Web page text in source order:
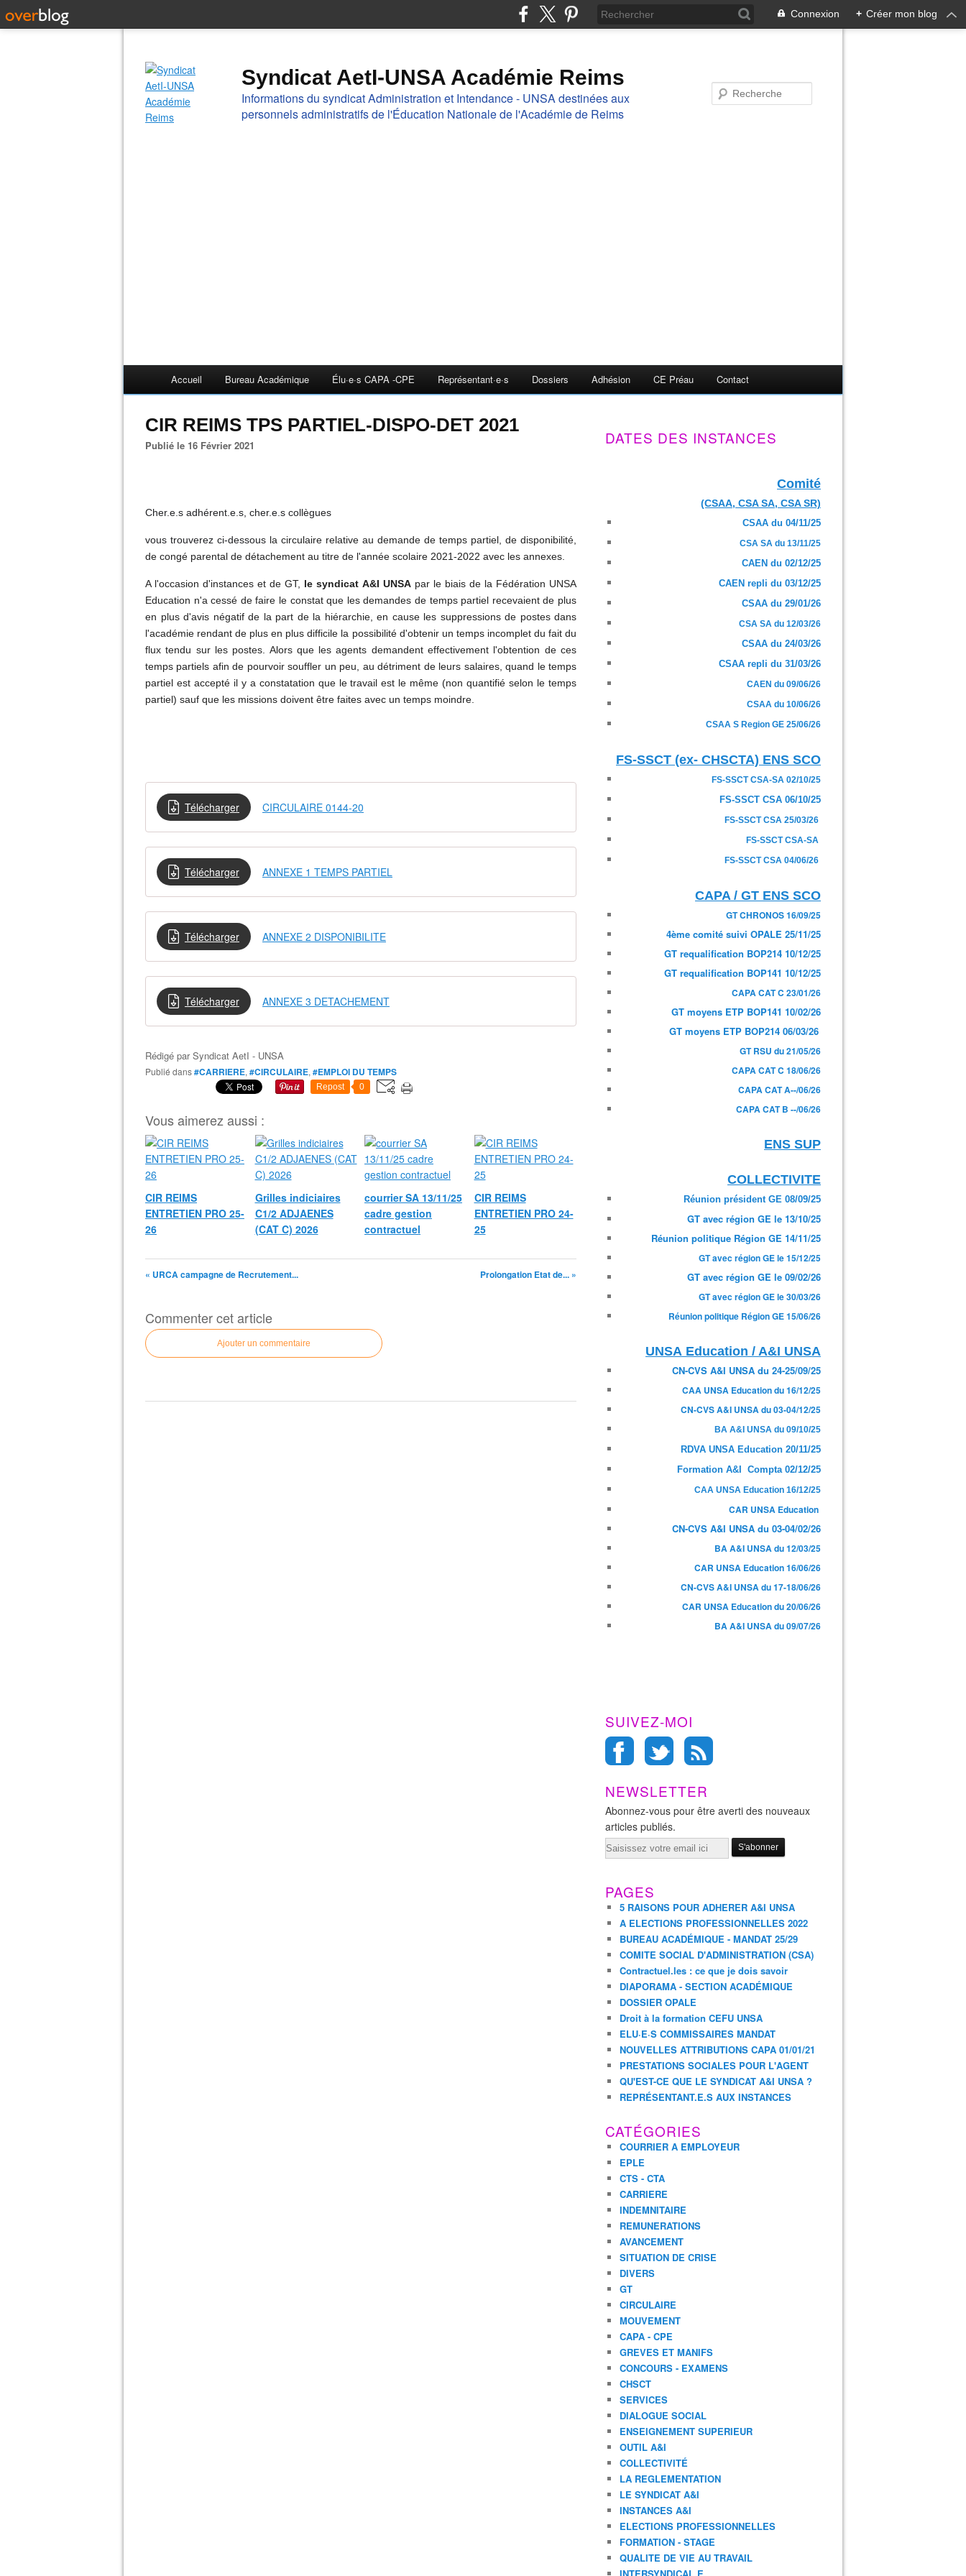
Connexion + Créer mon blog
Syndicat AetI-UNSA Académie Reims
Informations du syndicat Administration et Intendance - UNSA destinées aux
personnels administratifs de l'Éducation Nationale de l'Académie de Reims
Accueil Bureau Académique Élu·e·s CAPA -CPE Représentant·e·s Dossiers Adhésion CE Préau Contact
CIR REIMS TPS PARTIEL-DISPO-DET 2021
Publié le 16 Février 2021
Cher.e.s adhérent.e.s, cher.e.s collègues
vous trouverez ci-dessous la circulaire relative au demande de temps partiel, de disponibilité,
de congé parental de détachement au titre de l'année scolaire 2021-2022 avec les annexes.
A l'occasion d'instances et de GT, le syndicat A&I UNSApar le biais de la Fédération UNSA
Education n'a cessé de faire le constat que les demandes de temps partiel recevaient de plus
en plus d'avis négatif de la part de la hiérarchie, en cause les suppressions de postes dans
l'académie rendant de plus en plus difficile la possibilité d'obtenir un temps incomplet du fait du
flux tendu sur les postes. Alors que les agents demandent effectivement l'obtention de ces
temps partiels afin de pourvoir souffler un peu, au détriment de leurs salaires, quand le temps
partiel est accepté il y a constatation que le travail est le même (non quantifié selon le temps
partiel) sauf que les missions doivent être faites avec un temps moindre.
Télécharger CIRCULAIRE 0144-20
Télécharger ANNEXE 1 TEMPS PARTIEL
Télécharger ANNEXE 2 DISPONIBILITE
Télécharger ANNEXE 3 DETACHEMENT
Rédigé parSyndicat AetI - UNSA
Publié dans#CARRIERE, #CIRCULAIRE, #EMPLOI DU TEMPS
Repost 0
Vous aimerez aussi :
CIR REIMS
ENTRETIEN PRO 25-
26
Grilles indiciaires
C1/2 ADJAENES
(CAT C) 2026
courrier SA 13/11/25
cadre gestion
contractuel
CIR REIMS
ENTRETIEN PRO 24-
25
« URCA campagne de Recrutement... Prolongation Etat de... »
Commenter cet article
Ajouter un commentaire
DATES DES INSTANCES
Comité
(CSAA, CSA SA, CSA SR)
CSAA du 04/11/25
CSA SA du 13/11/25
CAEN du 02/12/25
CAEN repli du 03/12/25
CSAA du 29/01/26
CSA SA du 12/03/26
CSAA du 24/03/26
CSAA repli du 31/03/26
CAEN du 09/06/26
CSAA du 10/06/26
CSAA S Region GE 25/06/26
FS-SSCT (ex- CHSCTA) ENS SCO
FS-SSCT CSA-SA 02/10/25
FS-SSCT CSA 06/10/25
FS-SSCT CSA 25/03/26
FS-SSCT CSA-SA
FS-SSCT CSA 04/06/26
CAPA / GT ENS SCO
GT CHRONOS 16/09/25
4ème comité suivi OPALE 25/11/25
GT requalification BOP214 10/12/25
GT requalification BOP141 10/12/25
CAPA CAT C 23/01/26
GT moyens ETP BOP141 10/02/26
GT moyens ETP BOP214 06/03/26
GT RSU du 21/05/26
CAPA CAT C 18/06/26
CAPA CAT A--/06/26
CAPA CAT B --/06/26
ENS SUP
COLLECTIVITE
Réunion président GE 08/09/25
GT avec région GE le 13/10/25
Réunion politique Région GE 14/11/25
GT avec région GE le 15/12/25
GT avec région GE le 09/02/26
GT avec région GE le 30/03/26
Réunion politique Région GE 15/06/26
UNSA Education / A&I UNSA
CN-CVS A&I UNSA du 24-25/09/25
CAA UNSA Education du 16/12/25
CN-CVS A&I UNSA du 03-04/12/25
BA A&I UNSA du 09/10/25
RDVA UNSA Education 20/11/25
Formation A&I Compta 02/12/25
CAA UNSA Education 16/12/25
CAR UNSA Education
CN-CVS A&I UNSA du 03-04/02/26
BA A&I UNSA du 12/03/25
CAR UNSA Education 16/06/26
CN-CVS A&I UNSA du 17-18/06/26
CAR UNSA Education du 20/06/26
BA A&I UNSA du 09/07/26
SUIVEZ-MOI
NEWSLETTER
Abonnez-vous pour être averti des nouveaux
articles publiés.
Email
PAGES
5 RAISONS POUR ADHERER A&I UNSA
A ELECTIONS PROFESSIONNELLES 2022
BUREAU ACADÉMIQUE - MANDAT 25/29
COMITE SOCIAL D'ADMINISTRATION (CSA)
Contractuel.les : ce que je dois savoir
DIAPORAMA - SECTION ACADÉMIQUE
DOSSIER OPALE
Droit à la formation CEFU UNSA
ELU·E·S COMMISSAIRES MANDAT
NOUVELLES ATTRIBUTIONS CAPA 01/01/21
PRESTATIONS SOCIALES POUR L'AGENT
QU'EST-CE QUE LE SYNDICAT A&I UNSA ?
REPRÉSENTANT.E.S AUX INSTANCES
CATÉGORIES
COURRIER A EMPLOYEUR
EPLE
CTS - CTA
CARRIERE
INDEMNITAIRE
REMUNERATIONS
AVANCEMENT
SITUATION DE CRISE
DIVERS
GT
CIRCULAIRE
MOUVEMENT
CAPA - CPE
GREVES ET MANIFS
CONCOURS - EXAMENS
CHSCT
SERVICES
DIALOGUE SOCIAL
ENSEIGNEMENT SUPERIEUR
OUTIL A&I
COLLECTIVITÉ
LA REGLEMENTATION
LE SYNDICAT A&I
INSTANCES A&I
ELECTIONS PROFESSIONNELLES
FORMATION - STAGE
QUALITE DE VIE AU TRAVAIL